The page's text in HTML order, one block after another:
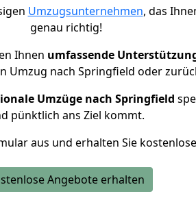
Umzugsunternehmen, das
genau richtig!
Ihnen umfassende
Umzug nach Springfield oder
Umzüge nach Springfield
pünktlich ans Ziel kommt.
aus und erhalten Sie
Angebote erhalten